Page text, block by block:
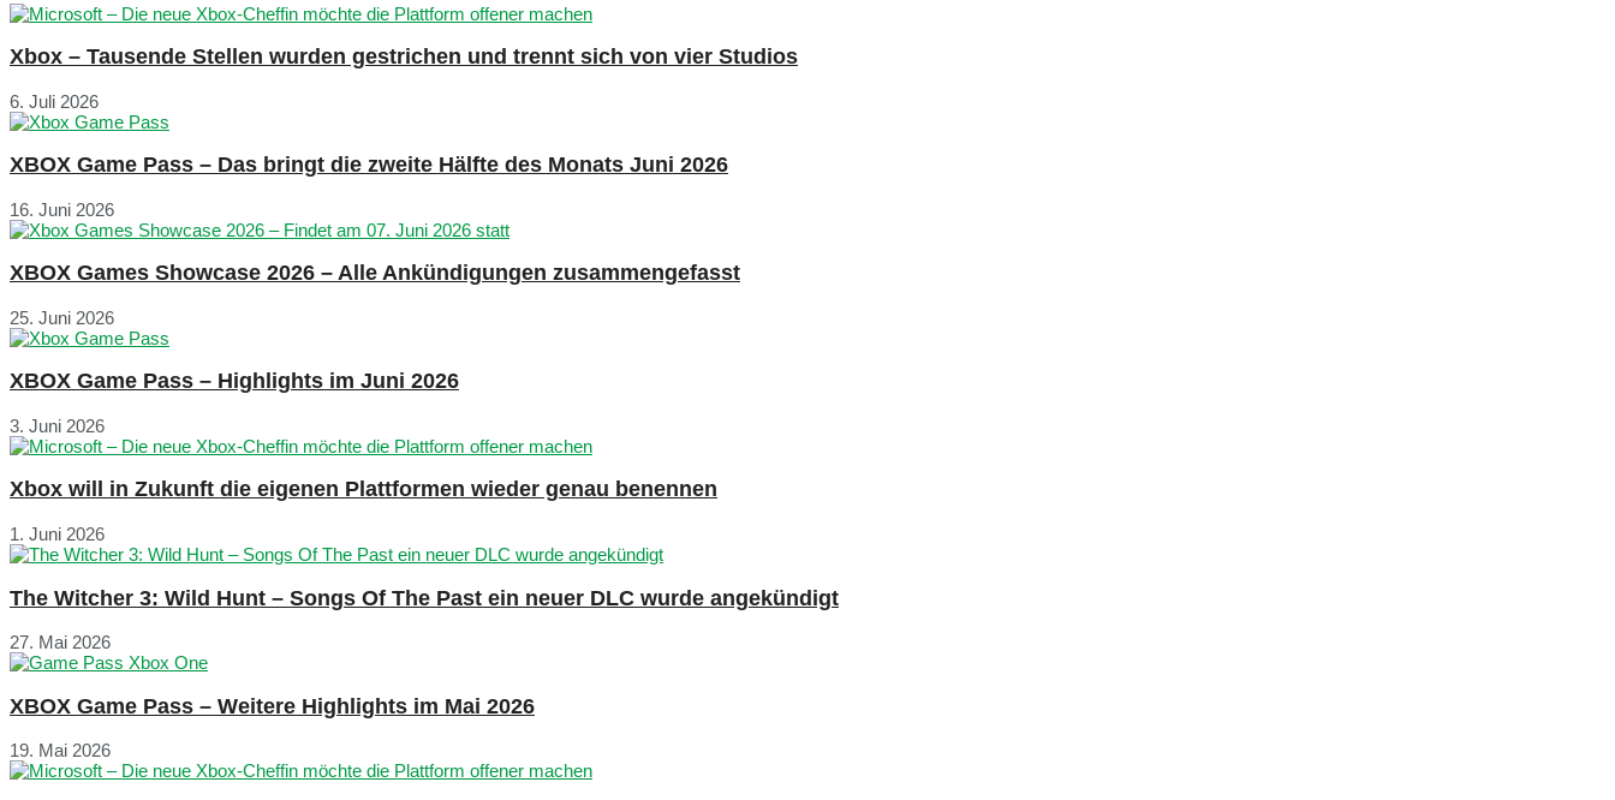
Xbox – Tausende Stellen wurden gestrichen und trennt sich von vier Studios
6. Juli 2026
XBOX Game Pass – Das bringt die zweite Hälfte des Monats Juni 2026
16. Juni 2026
XBOX Games Showcase 2026 – Alle Ankündigungen zusammengefasst
25. Juni 2026
XBOX Game Pass – Highlights im Juni 2026
3. Juni 2026
Xbox will in Zukunft die eigenen Plattformen wieder genau benennen
1. Juni 2026
The Witcher 3: Wild Hunt – Songs Of The Past ein neuer DLC wurde angekündigt
27. Mai 2026
XBOX Game Pass – Weitere Highlights im Mai 2026
19. Mai 2026